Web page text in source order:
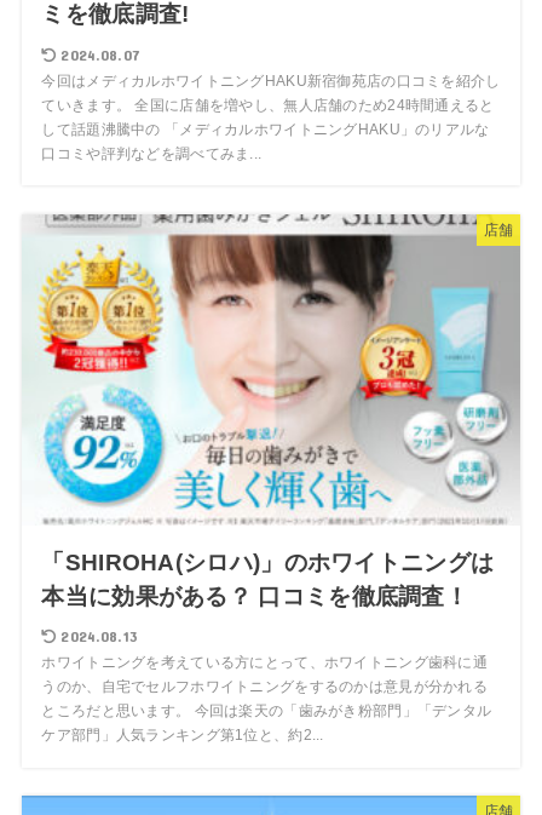
ミを徹底調査!
2024.08.07
今回はメディカルホワイトニングHAKU新宿御苑店の口コミを紹介し
ていきます。 全国に店舗を増やし、無人店舗のため24時間通えると
して話題沸騰中の 「メディカルホワイトニングHAKU」のリアルな
口コミや評判などを調べてみま...
店舗
「SHIROHA(シロハ)」のホワイトニングは
本当に効果がある？ 口コミを徹底調査！
2024.08.13
ホワイトニングを考えている方にとって、ホワイトニング歯科に通
うのか、自宅でセルフホワイトニングをするのかは意見が分かれる
ところだと思います。 今回は楽天の「歯みがき粉部門」「デンタル
ケア部門」人気ランキング第1位と、約2...
店舗